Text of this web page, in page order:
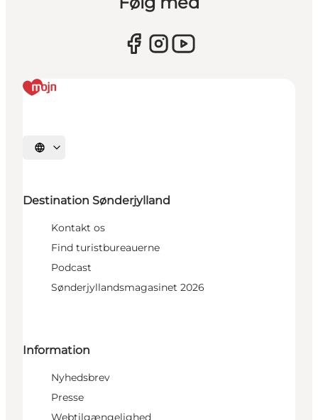
Vælg sprog
Destination Sønderjylland
Kontakt os
Find turistbureauerne
Podcast
Sønderjyllandsmagasinet 2026
Information
Nyhedsbrev
Presse
Webtilgængelighed